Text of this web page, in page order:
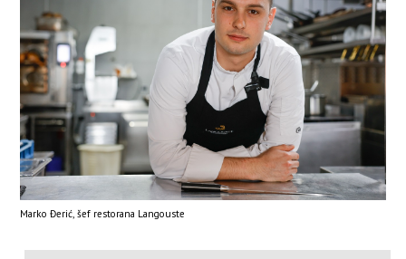
Marko Đerić, šef restorana Langouste